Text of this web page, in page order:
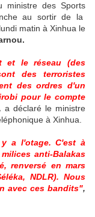
ministre des Sports
au sortir de la
matin à Xinhua le
et le réseau (des
des terroristes
des ordres d'un
pour le compte
a déclaré le ministre
à Xinhua.
a l'otage. C'est à
anti-Balakas
renversé en mars
NDLR). Nous
avec ces bandits",